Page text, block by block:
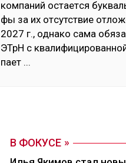
ком­па­ний ос­тает­ся
фы за их от­сутс­твие
2027 г., од­на­ко са­ма
ЭТрН с
пает ...
В ФОКУСЕ